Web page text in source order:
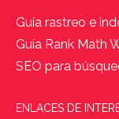
Guía rastreo e
Guía Rank Math
SEO para
ENLACES DE